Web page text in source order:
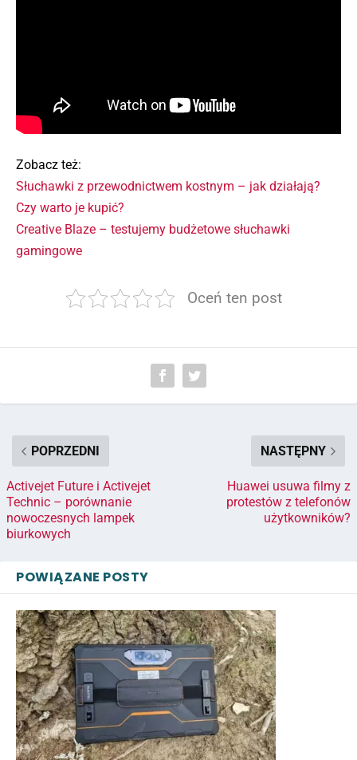
Zobacz też:
Słuchawki z przewodnictwem kostnym – jak działają?
Czy warto je kupić?
Creative Blaze – testujemy budżetowe słuchawki
gamingowe
Oceń ten post
POPRZEDNI
Activejet Future i Activejet
Technic – porównanie
nowoczesnych lampek
biurkowych
NASTĘPNY
Huawei usuwa filmy z
protestów z telefonów
użytkowników?
POWIĄZANE POSTY